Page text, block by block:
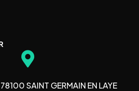
SAINT GERMAIN EN LAYE